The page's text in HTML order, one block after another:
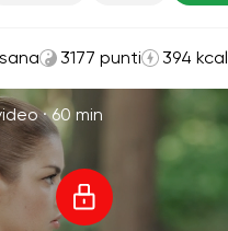
3177 punti 394 kcal
·60 min